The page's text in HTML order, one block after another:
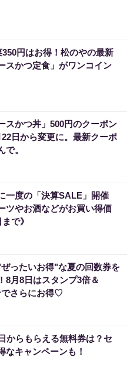
円はお得！松のやの最新
スかつ定食」がワンコイン
スかつ丼」500円のクーポン
日から変更に。最新クーポ
で。
一度の「決算SALE」開催
ツやお酒などがお買い得価
で》
ぜったいお得"な夏の回数券を
8月8日はスタンプ3倍＆
でさらにお得♡
からもらえる無料券は？セ
なキャンペーンも！